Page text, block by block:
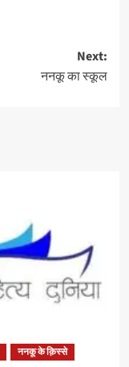
Next:
ननकू का स्कूल
ननकू के क़िस्से